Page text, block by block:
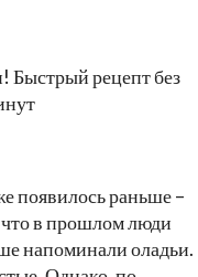
появилось раньше –
в прошлом люди
напоминали оладьи.